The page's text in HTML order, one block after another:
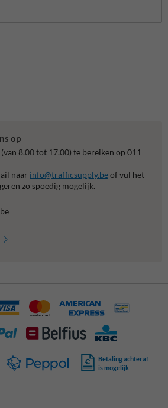
op
8.00 tot 17.00) te bereiken op 011
naar info@trafficsupply.beof vul het
zo spoedig mogelijk.
Betaling achteraf
is mogelijk